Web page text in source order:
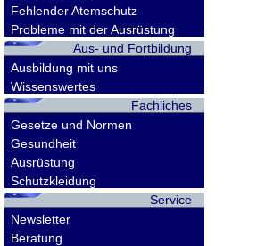
Fehlender Atemschutz
Probleme mit der Ausrüstung
Aus- und Fortbildung
Ausbildung mit uns
Wissenswertes
Fachliches
Gesetze und Normen
Gesundheit
Ausrüstung
Schutzkleidung
Service
Newsletter
Beratung